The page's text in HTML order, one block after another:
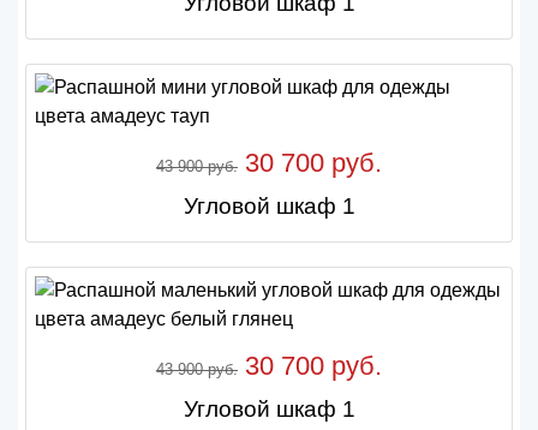
43 900 руб. 30 700 руб.
Угловой шкаф 1
43 900 руб. 30 700 руб.
Угловой шкаф 1